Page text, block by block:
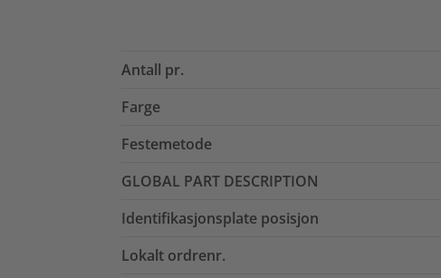
Antall pr.
Farge
Festemetode
GLOBAL PART DESCRIPTION
Identifikasjonsplate posisjon
Lokalt ordrenr.